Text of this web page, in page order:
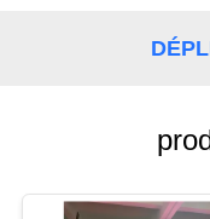
DEMANDEZ
UN